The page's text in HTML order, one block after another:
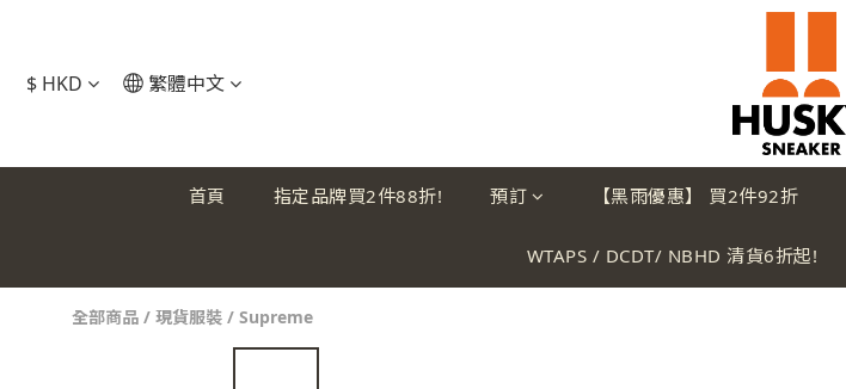
$ HKD 繁體中文
首頁 指定品牌買2件88折! 預訂 【黑雨優惠】 買2件92折
WTAPS / DCDT/ NBHD 清貨6折起!
全部商品 / 現貨服裝 / Supreme